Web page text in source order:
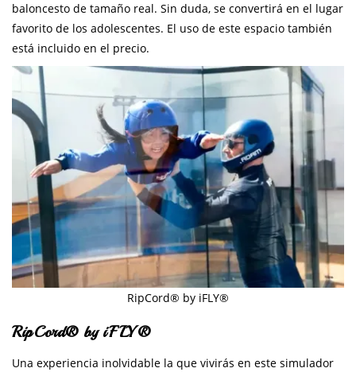
baloncesto de tamaño real. Sin duda, se convertirá en el lugar
favorito de los adolescentes. El uso de este espacio también
está incluido en el precio.
RipCord® by iFLY®
RipCord® by iFLY®
Una experiencia inolvidable la que vivirás en este simulador